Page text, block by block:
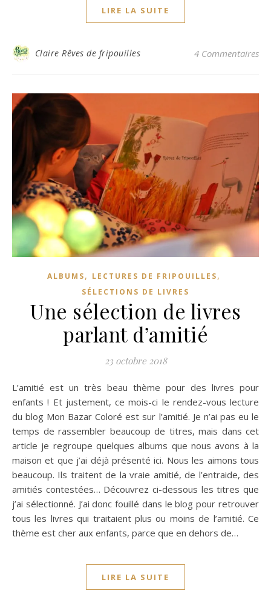
LIRE LA SUITE
Claire Rêves de fripouilles 4 Commentaires
ALBUMS, LECTURES DE FRIPOUILLES,
SÉLECTIONS DE LIVRES
Une sélection de livres
parlant d’amitié
23 octobre 2018
L’amitié est un très beau thème pour des livres pour
enfants ! Et justement, ce mois-ci le rendez-vous lecture
du blog Mon Bazar Coloré est sur l’amitié. Je n’ai pas eu le
temps de rassembler beaucoup de titres, mais dans cet
article je regroupe quelques albums que nous avons à la
maison et que j’ai déjà présenté ici. Nous les aimons tous
beaucoup. Ils traitent de la vraie amitié, de l’entraide, des
amitiés contestées… Découvrez ci-dessous les titres que
j’ai sélectionné. J’ai donc fouillé dans le blog pour retrouver
tous les livres qui traitaient plus ou moins de l’amitié. Ce
thème est cher aux enfants, parce que en dehors de…
LIRE LA SUITE